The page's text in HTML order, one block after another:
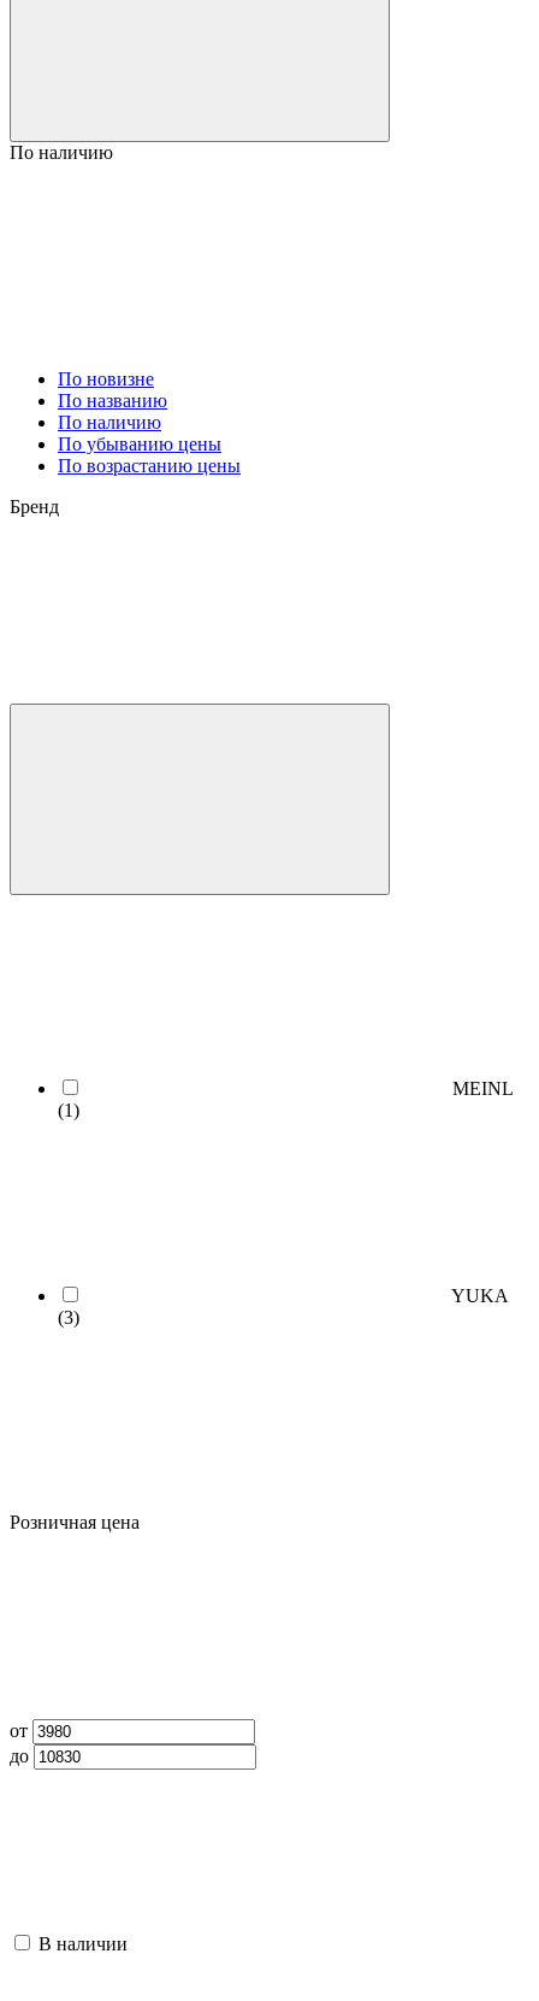
По наличию
По новизне
По названию
По наличию
По убыванию цены
По возрастанию цены
Бренд
MEINL
(1)
YUKA
(3)
Розничная цена
от
до
В наличии